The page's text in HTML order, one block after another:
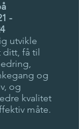
-
utvikle
ditt, få til
og
og
kvalitet
måte.